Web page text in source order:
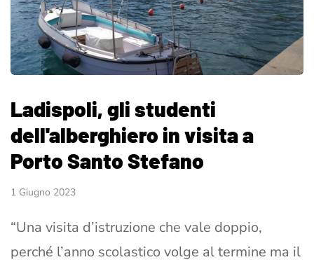
Ladispoli, gli studenti
dell'alberghiero in visita a
Porto Santo Stefano
1 Giugno 2023
“Una visita d’istruzione che vale doppio,
perché l’anno scolastico volge al termine ma il